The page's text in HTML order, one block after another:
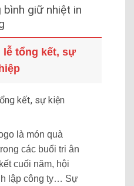
giữ nhiệt in
lễ tổng kết, sự
kết, sự kiện
là món quà
các buổi tri ân
cuối năm, hội
lập công ty… Sự